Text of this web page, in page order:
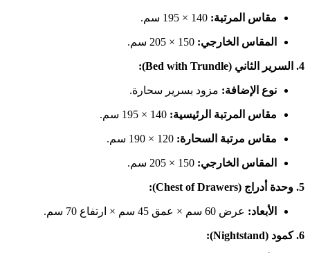
مقاس المرتبة:
المقاس الخارجي:
4. السرير الثاني (Bed with Trundle):
نوع الإضافة: مزود بسرير سحارة.
مقاس المرتبة الرئيسية:
مقاس مرتبة السحارة:
المقاس الخارجي:
5. وحدة أدراج (Chest of Drawers):
الأبعاد: عرض 60 سم × عمق 45 سم × ارتفاع 70 سم.
6. كمود (Nightstand):